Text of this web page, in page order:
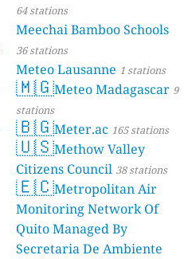
64 stations
Meechai Bamboo Schools
36 stations
Meteo Lausanne 1 stations
🇲🇬Meteo Madagascar 9
stations
🇧🇬Meter.ac 165 stations
🇺🇸Methow Valley
Citizens Council 38 stations
🇪🇨Metropolitan Air
Monitoring Network Of
Quito Managed By
Secretaria De Ambiente